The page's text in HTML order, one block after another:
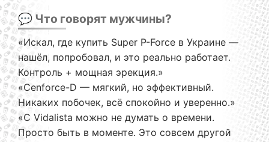
💬 Что говорят мужчины?
«Искал, где купить Super P-Force в Украине —
нашёл, попробовал, и это реально работает.
Контроль + мощная эрекция.»
«Cenforce-D — мягкий, но эффективный.
Никаких побочек, всё спокойно и уверенно.»
«С Vidalista можно не думать о времени.
Просто быть в моменте. Это совсем другой